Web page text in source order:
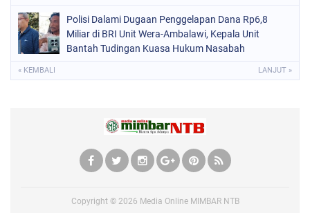
Polisi Dalami Dugaan Penggelapan Dana Rp6,8
Miliar di BRI Unit Wera-Ambalawi, Kepala Unit
Bantah Tudingan Kuasa Hukum Nasabah
« KEMBALI LANJUT »
Copyright © 2026 Media Online MIMBAR NTB